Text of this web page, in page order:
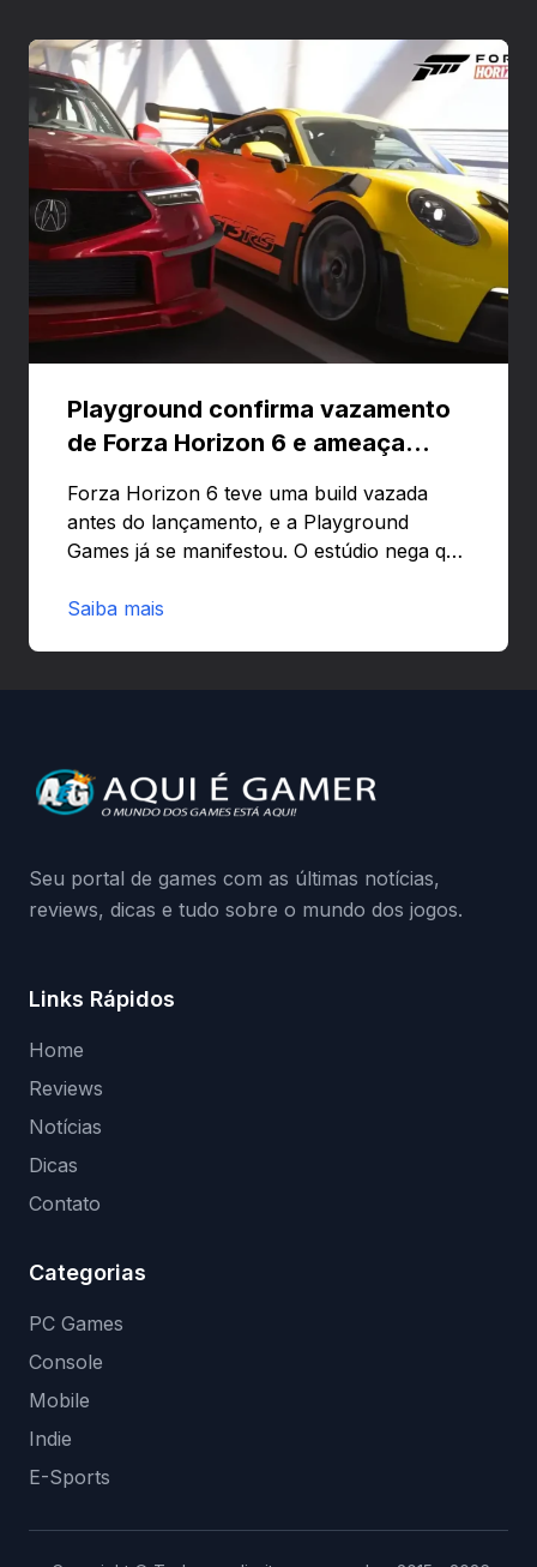
Playground confirma vazamento
de Forza Horizon 6 e ameaça
Forza Horizon 6 teve uma build vazada
antes do lançamento, e a Playground
Games já se manifestou. O estúdio nega que
preload e avisa que quem usar versões não
da Playground: negação do preload,
medidas contra acessos não autorizados
Saiba mais
Seu portal de games com as últimas notícias,
reviews, dicas e tudo sobre o mundo dos jogos.
Links Rápidos
Home
Reviews
Notícias
Dicas
Contato
Categorias
PC Games
Console
Mobile
Indie
E-Sports